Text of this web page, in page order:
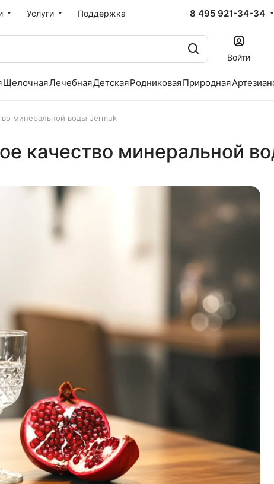
Услуги Поддержка 8 495 921-34-34
Войти
ЩелочнаяЛечебнаяДетскаяРодниковаяПриродная
минеральной воды Jermuk
качество минеральной